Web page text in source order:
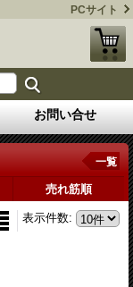
PCサイト
お問い合せ
一覧
売れ筋順
表示件数: